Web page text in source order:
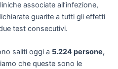
associate all’infezione,
guarite a tutti gli effetti
test consecutivi.
saliti oggi a 5.224 persone,
che queste sono le